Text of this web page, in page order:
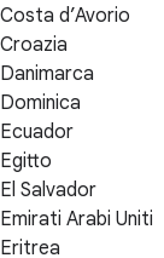
Costa d’Avorio
Croazia
Danimarca
Dominica
Ecuador
Egitto
El Salvador
Emirati Arabi Uniti
Eritrea